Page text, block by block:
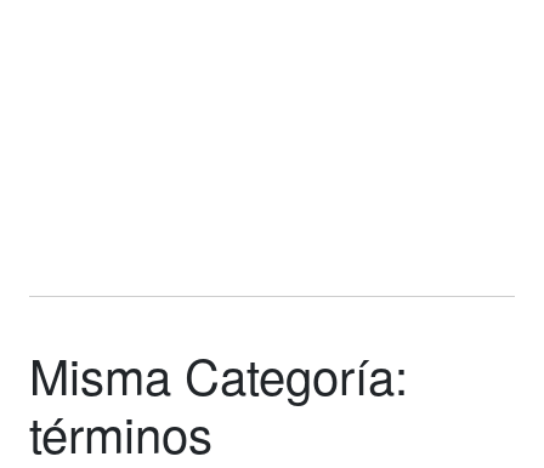
Misma Categoría:
términos